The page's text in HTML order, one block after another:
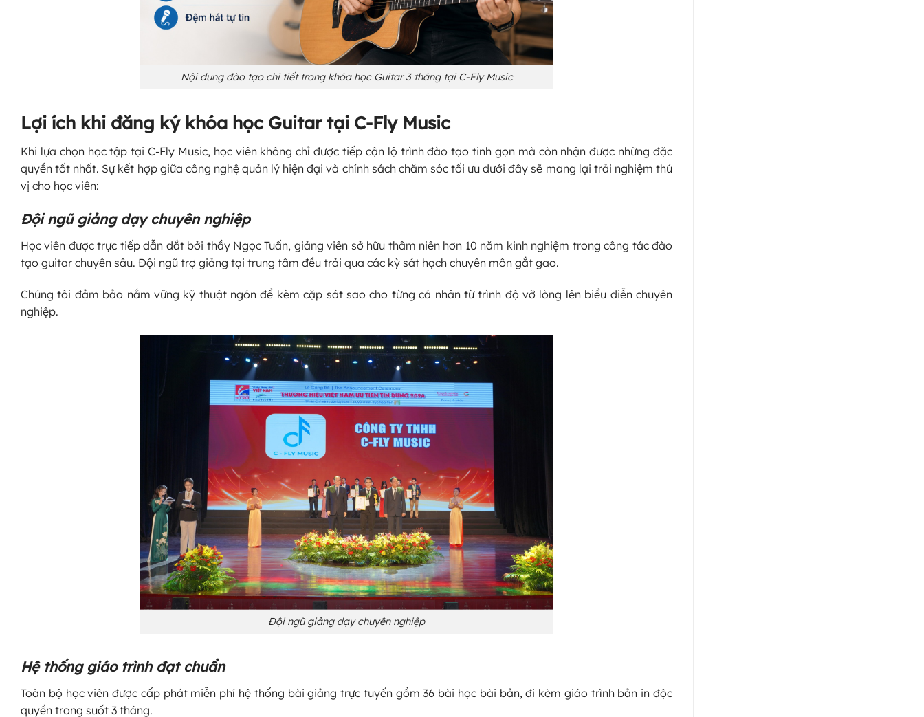
Nội dung đào tạo chi tiết trong khóa học Guitar 3 tháng tại C-Fly Music
Lợi ích khi đăng ký khóa học Guitar tại C-Fly Music
Khi lựa chọn học tập tại C-Fly Music, học viên không chỉ được tiếp cận lộ trình đào tạo tinh gọn mà còn nhận được những đặc
quyền tốt nhất. Sự kết hợp giữa công nghệ quản lý hiện đại và chính sách chăm sóc tối ưu dưới đây sẽ mang lại trải nghiệm thú
vị cho học viên:
Đội ngũ giảng dạy chuyên nghiệp
Học viên được trực tiếp dẫn dắt bởi thầy Ngọc Tuấn, giảng viên sở hữu thâm niên hơn 10 năm kinh nghiệm trong công tác đào
tạo guitar chuyên sâu. Đội ngũ trợ giảng tại trung tâm đều trải qua các kỳ sát hạch chuyên môn gắt gao.
Chúng tôi đảm bảo nắm vững kỹ thuật ngón để kèm cặp sát sao cho từng cá nhân từ trình độ vỡ lòng lên biểu diễn chuyên
nghiệp.
Đội ngũ giảng dạy chuyên nghiệp
Hệ thống giáo trình đạt chuẩn
Toàn bộ học viên được cấp phát miễn phí hệ thống bài giảng trực tuyến gồm 36 bài học bài bản, đi kèm giáo trình bản in độc
quyền trong suốt 3 tháng.